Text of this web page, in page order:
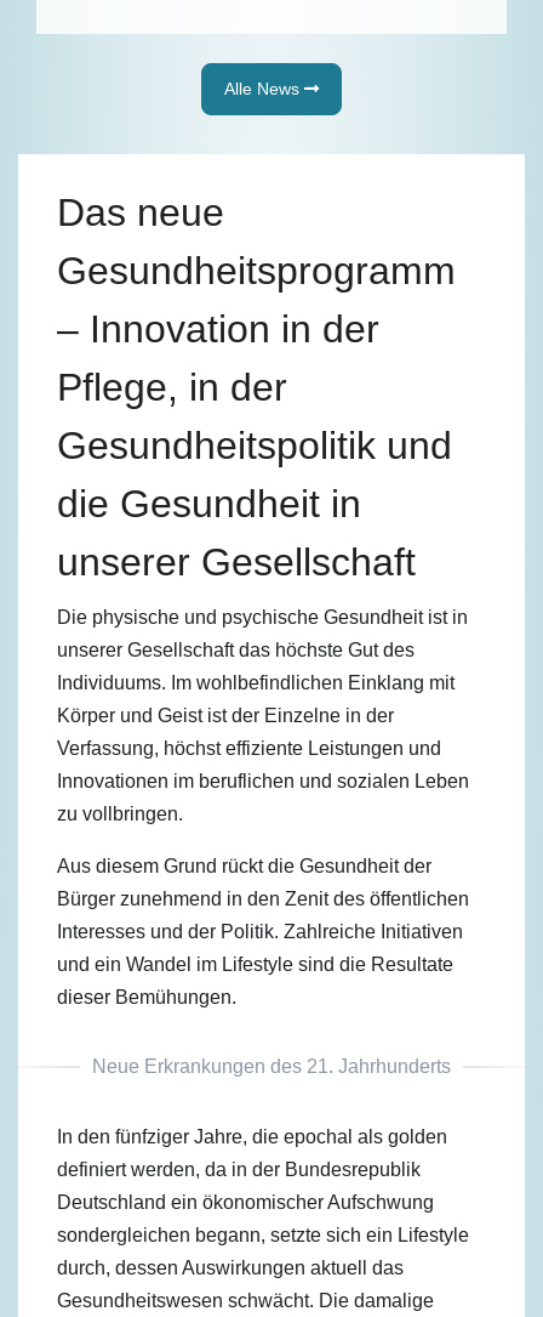
Alle News
Das neue
Gesundheitsprogramm
– Innovation in der
Pflege, in der
Gesundheitspolitik und
die Gesundheit in
unserer Gesellschaft
Die physische und psychische Gesundheit ist in
unserer Gesellschaft das höchste Gut des
Individuums. Im wohlbefindlichen Einklang mit
Körper und Geist ist der Einzelne in der
Verfassung, höchst effiziente Leistungen und
Innovationen im beruflichen und sozialen Leben
zu vollbringen.
Aus diesem Grund rückt die Gesundheit der
Bürger zunehmend in den Zenit des öffentlichen
Interesses und der Politik. Zahlreiche Initiativen
und ein Wandel im Lifestyle sind die Resultate
dieser Bemühungen.
Neue Erkrankungen des 21. Jahrhunderts
In den fünfziger Jahre, die epochal als golden
definiert werden, da in der Bundesrepublik
Deutschland ein ökonomischer Aufschwung
sondergleichen begann, setzte sich ein Lifestyle
durch, dessen Auswirkungen aktuell das
Gesundheitswesen schwächt. Die damalige